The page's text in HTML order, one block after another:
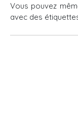
Vous pouvez
avec des